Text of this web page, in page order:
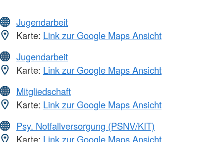
Jugendarbeit
Karte: Link zur Google Maps Ansicht
Jugendarbeit
Karte: Link zur Google Maps Ansicht
Mitgliedschaft
Karte: Link zur Google Maps Ansicht
Psy. Notfallversorgung (PSNV/KIT)
Karte: Link zur Google Maps Ansicht